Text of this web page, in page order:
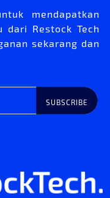
mendapatkan
dari Restock Tech
sekarang dan
SUBSCRIBE